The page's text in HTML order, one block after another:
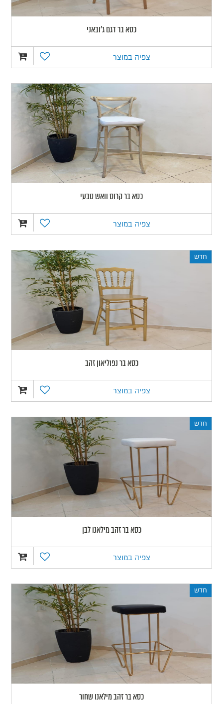
כסא בר דגם ג'ובאני
צפיה במוצר
כסא בר קרוס וואש טבעי
צפיה במוצר
כסא בר נפוליאון זהב
צפיה במוצר
חדש
כסא בר זהב מילאנו לבן
צפיה במוצר
חדש
כסא בר זהב מילאנו שחור
חדש